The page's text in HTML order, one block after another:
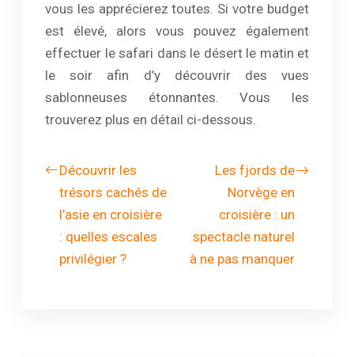
vous les apprécierez toutes. Si votre budget
est élevé, alors vous pouvez également
effectuer le safari dans le désert le matin et
le soir afin d’y découvrir des vues
sablonneuses étonnantes. Vous les
trouverez plus en détail ci-dessous.
Découvrir les
trésors cachés de
l’asie en croisière
: quelles escales
privilégier ?
Les fjords de
Norvège en
croisière : un
spectacle naturel
à ne pas manquer